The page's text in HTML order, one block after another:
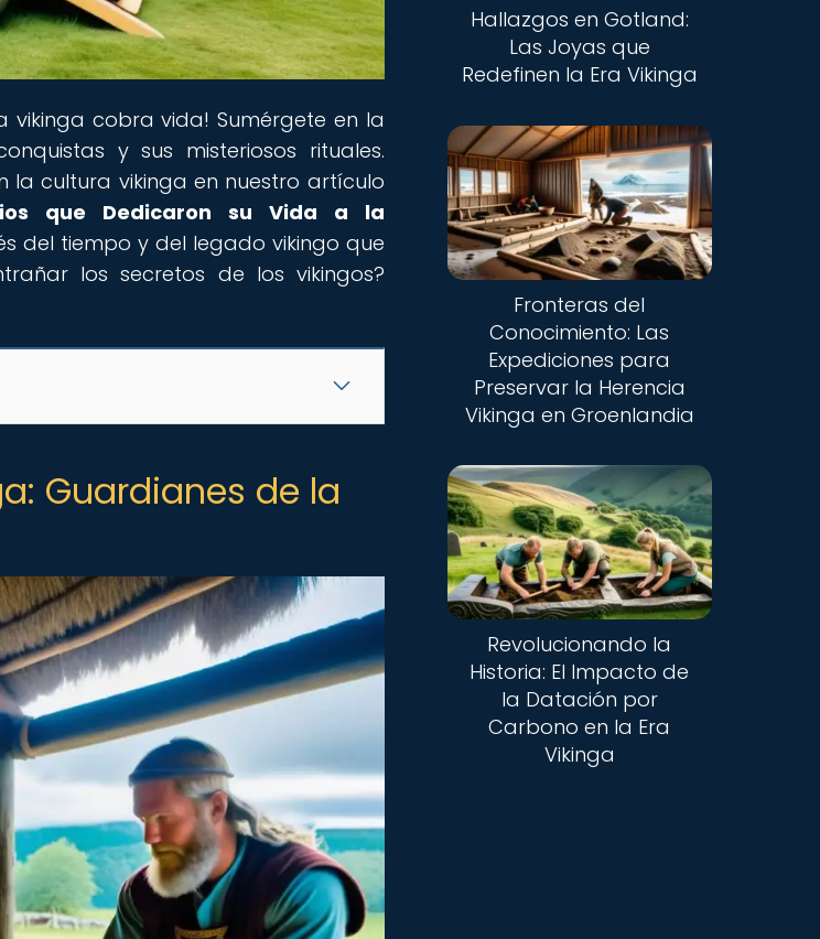
vikinga cobra vida! Sumérgete en la
y sus misteriosos rituales.
la cultura vikinga en nuestro artículo
que Dedicaron su Vida a la
del tiempo y del legado vikingo que
los secretos de los vikingos?
Guardianes de la
Hallazgos en Gotland:
Las Joyas que
Redefinen la Era Vikinga
Fronteras del
Conocimiento: Las
Expediciones para
Preservar la Herencia
Vikinga en Groenlandia
Revolucionando la
Historia: El Impacto de
la Datación por
Carbono en la Era
Vikinga